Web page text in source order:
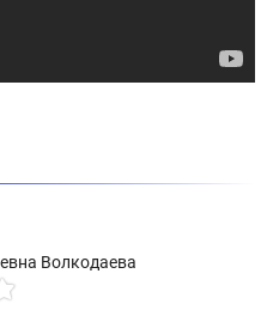
Волкодаева